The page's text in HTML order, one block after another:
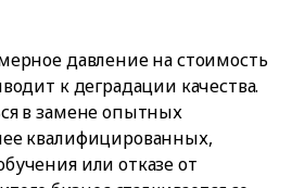
давление на стоимость
к деградации качества.
в замене опытных
квалифицированных,
или отказе от